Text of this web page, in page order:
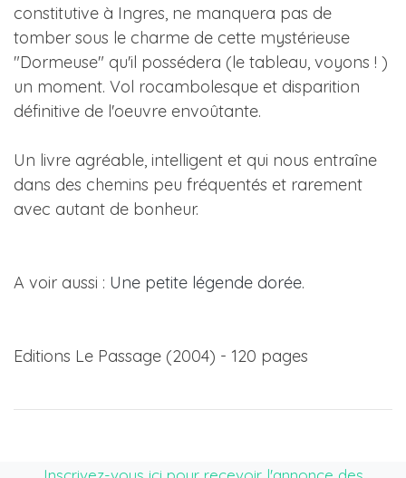
constitutive à Ingres, ne manquera pas de
tomber sous le charme de cette mystérieuse
"Dormeuse" qu'il possédera (le tableau, voyons ! )
un moment. Vol rocambolesque et disparition
définitive de l'oeuvre envoûtante.
Un livre agréable, intelligent et qui nous entraîne
dans des chemins peu fréquentés et rarement
avec autant de bonheur.
A voir aussi : Une petite légende dorée.
Editions Le Passage (2004) - 120 pages